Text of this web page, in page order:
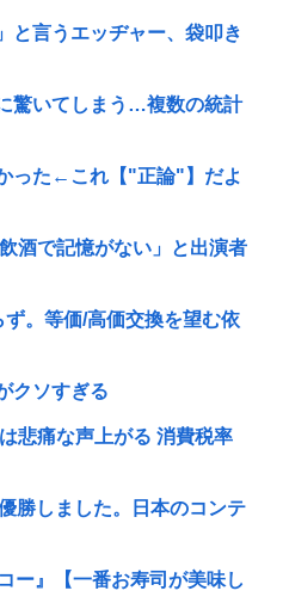
と言うエッヂャー、袋叩き
驚いてしまう…複数の統計
った←これ【"正論"】だよ
酒で記憶がない」と出演者
。等価/高価交換を望む依
クソすぎる
悲痛な声上がる 消費税率
勝しました。日本のコンテ
ー』【一番お寿司が美味し